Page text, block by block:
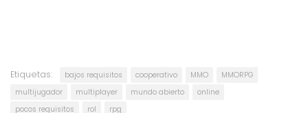
Etiquetas: bajos requisitos cooperativo MMO
MMORPG
multijugador
multiplayer mundo abierto
online
pocos requisitos
rol rpg